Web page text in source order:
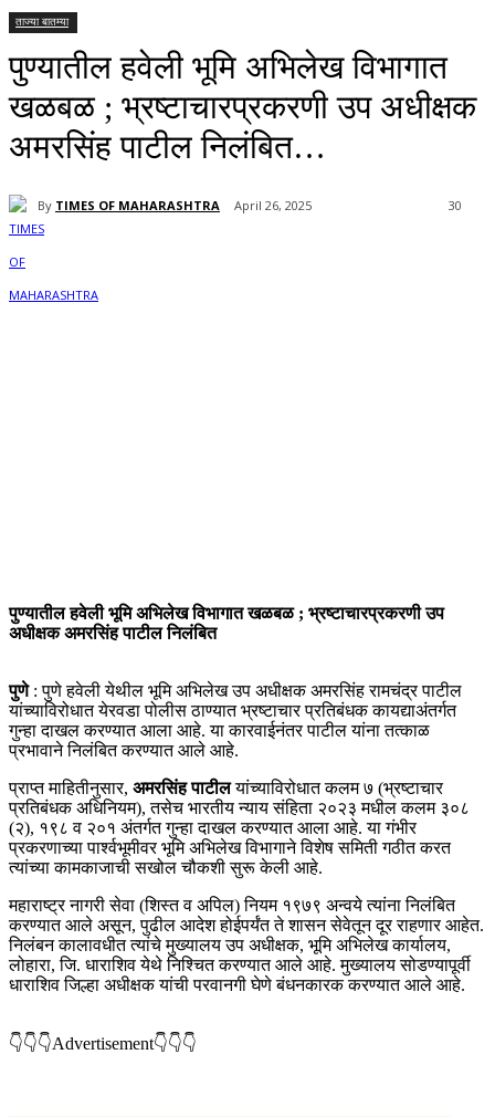
ताज्या बातम्या
पुण्यातील हवेली भूमि अभिलेख विभागात
खळबळ ; भ्रष्टाचारप्रकरणी उप अधीक्षक
अमरसिंह पाटील निलंबित…
By TIMES OF MAHARASHTRA April 26, 2025 30
पुण्यातील हवेली भूमि अभिलेख विभागात खळबळ ; भ्रष्टाचारप्रकरणी उप
अधीक्षक अमरसिंह पाटील निलंबित
पुणे: पुणे हवेली येथील भूमि अभिलेख उप अधीक्षक अमरसिंह रामचंद्र पाटील
यांच्याविरोधात येरवडा पोलीस ठाण्यात भ्रष्टाचार प्रतिबंधक कायद्याअंतर्गत
गुन्हा दाखल करण्यात आला आहे. या कारवाईनंतर पाटील यांना तत्काळ
प्रभावाने निलंबित करण्यात आले आहे.
प्राप्त माहितीनुसार, अमरसिंह पाटीलयांच्याविरोधात कलम ७ (भ्रष्टाचार
प्रतिबंधक अधिनियम), तसेच भारतीय न्याय संहिता २०२३ मधील कलम ३०८
(२), १९८ व २०१ अंतर्गत गुन्हा दाखल करण्यात आला आहे. या गंभीर
प्रकरणाच्या पार्श्वभूमीवर भूमि अभिलेख विभागाने विशेष समिती गठीत करत
त्यांच्या कामकाजाची सखोल चौकशी सुरू केली आहे.
महाराष्ट्र नागरी सेवा (शिस्त व अपिल) नियम १९७९ अन्वये त्यांना निलंबित
करण्यात आले असून, पुढील आदेश होईपर्यंत ते शासन सेवेतून दूर राहणार आहेत.
निलंबन कालावधीत त्यांचे मुख्यालय उप अधीक्षक, भूमि अभिलेख कार्यालय,
लोहारा, जि. धाराशिव येथे निश्चित करण्यात आले आहे. मुख्यालय सोडण्यापूर्वी
धाराशिव जिल्हा अधीक्षक यांची परवानगी घेणे बंधनकारक करण्यात आले आहे.
👇👇👇Advertisement👇👇👇